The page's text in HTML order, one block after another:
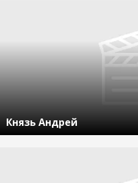
Князь Андрей